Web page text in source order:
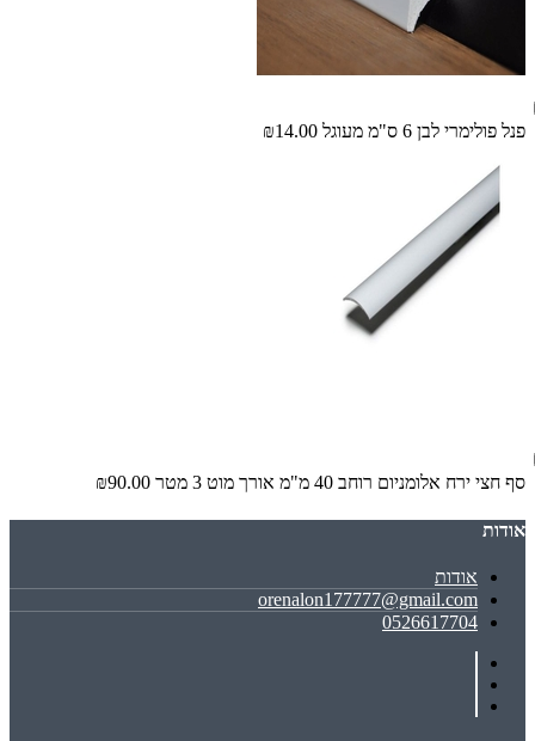
פנל פולימרי לבן 6 ס"מ מעוגל ₪14.00
סף חצי ירח אלומניום רוחב 40 מ"מ אורך מוט 3 מטר ₪90.00
אודות
אודות
orenalon177777@gmail.com
0526617704